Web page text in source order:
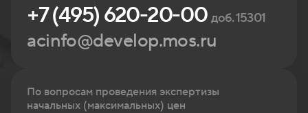
+7 (495) 620-20-00доб. 15301
acinfo@develop.mos.ru
По вопросам проведения экспертизы
начальных (максимальных) цен